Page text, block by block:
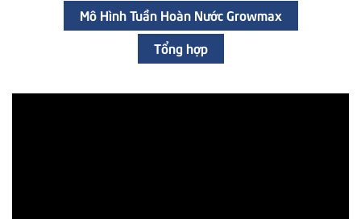
Mô Hình Tuần Hoàn Nước Growmax
Tổng hợp